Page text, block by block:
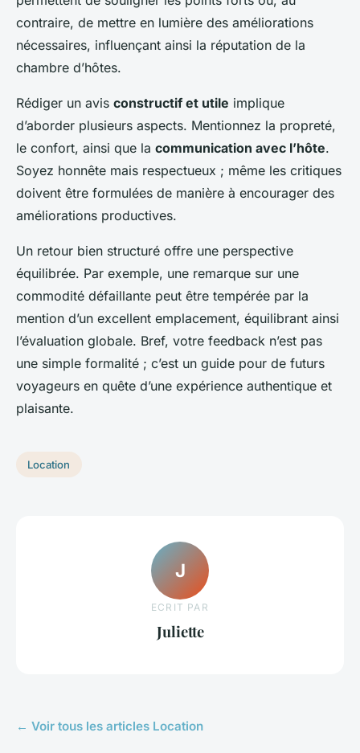
contraire, de mettre en lumière des améliorations
nécessaires, influençant ainsi la réputation de la
chambre d’hôtes.
Rédiger un avis constructif et utile implique
d’aborder plusieurs aspects. Mentionnez la propreté,
le confort, ainsi que la communication avec l’hôte.
Soyez honnête mais respectueux ; même les critiques
doivent être formulées de manière à encourager des
améliorations productives.
Un retour bien structuré offre une perspective
équilibrée. Par exemple, une remarque sur une
commodité défaillante peut être tempérée par la
mention d’un excellent emplacement, équilibrant ainsi
l’évaluation globale. Bref, votre feedback n’est pas
une simple formalité ; c’est un guide pour de futurs
voyageurs en quête d’une expérience authentique et
plaisante.
Location
J
ECRIT PAR
Juliette
← Voir tous les articles Location